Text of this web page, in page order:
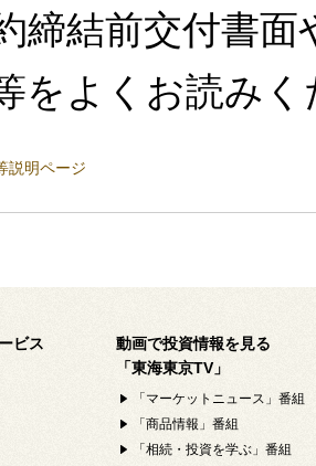
締結前交付書
をよくお読みく
説明ページ
ビス
動画で投資情報を見る
「東海東京TV」
「マーケットニュース」番組
「商品情報」番組
「相続・投資を学ぶ」番組